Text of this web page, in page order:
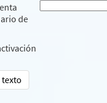
de
texto